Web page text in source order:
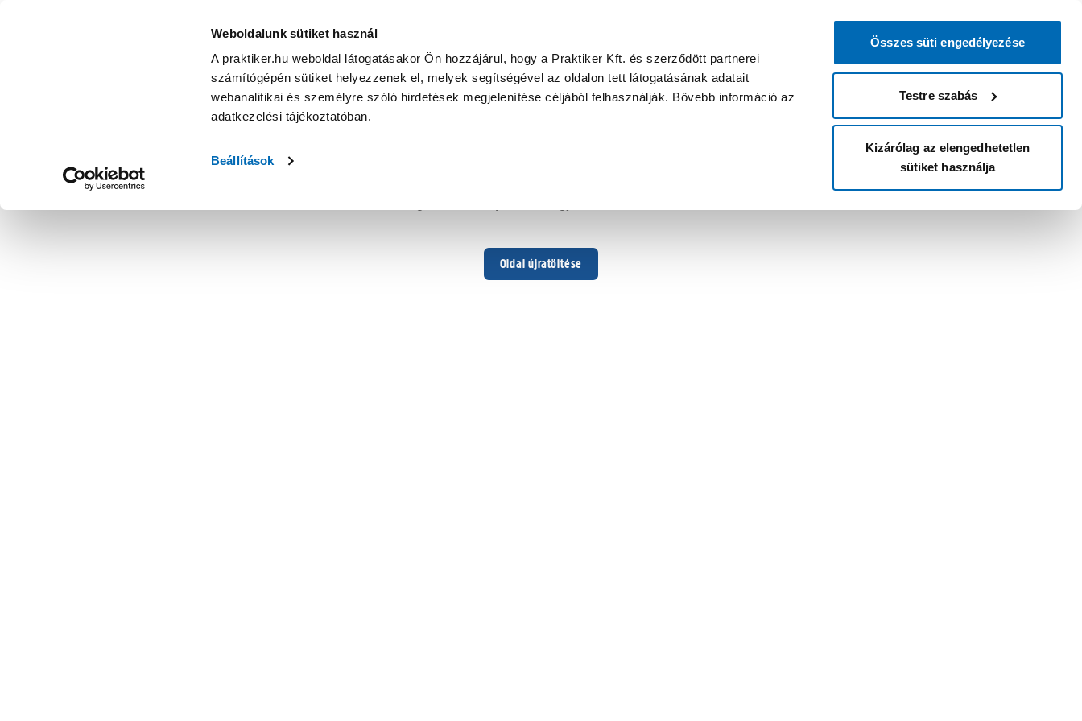
Weboldalunk sütiket használ
A praktiker.hu weboldal látogatásakor Ön hozzájárul, hogy a Praktiker Kft. és szerződött partnerei
számítógépén sütiket helyezzenek el, melyek segítségével az oldalon tett látogatásának adatait
webanalitikai és személyre szóló hirdetések megjelenítése céljából felhasználják. Bővebb információ az
adatkezelési tájékoztatóban.
Beállítások
Összes süti engedélyezése
Testre szabás
Kizárólag az elengedhetetlen
sütiket használja
Oldal újratöltése